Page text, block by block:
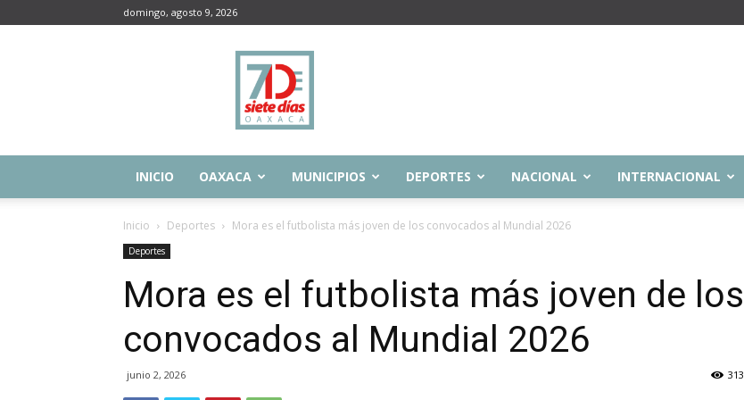
domingo, agosto 9, 2026
Siete
Días
Oaxaca
INICIO OAXACA MUNICIPIOS DEPORTES NACIONAL INTERNACIONAL
Inicio Deportes Mora es el futbolista más joven de los convocados al Mundial 2026
Deportes
Mora es el futbolista más joven de los
convocados al Mundial 2026
junio 2, 2026 313